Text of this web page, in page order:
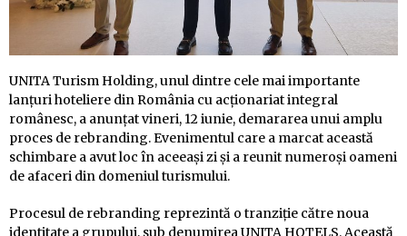
UNITA Turism Holding, unul dintre cele mai importante
lanțuri hoteliere din România cu acționariat integral
românesc, a anunțat vineri, 12 iunie, demararea unui amplu
proces de rebranding. Evenimentul care a marcat această
schimbare a avut loc în aceeași zi și a reunit numeroși oameni
de afaceri din domeniul turismului.
Procesul de rebranding reprezintă o tranziție către noua
identitate a grupului, sub denumirea UNITA HOTELS. Această